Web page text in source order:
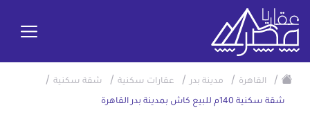
/ القاهرة / مدينة بدر / عقارات سكنية / شقة سكنية /
شقة سكنية 140م للبيع كاش بمدينة بدر القاهرة